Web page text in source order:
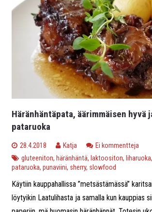
Häränhäntäpata, äärimmäisen hyvä
pataruoka
28.4.2018 Katja
Ei kommentteja
gluteeniton, häränhäntä, laktoositon, liharuoka,
pataruoka, punaviini, sherry, slowfood
Käytiin kauppahallissa ”metsästämässä”
löytyikin Laatulihasta ja samalla kun kauppias